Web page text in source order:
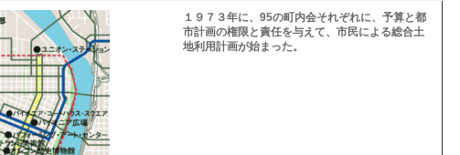
１９７３年に、95の町内会それぞれに、予算と都
市計画の権限と責任を与えて、市民による総合土
地利用計画が始まった。